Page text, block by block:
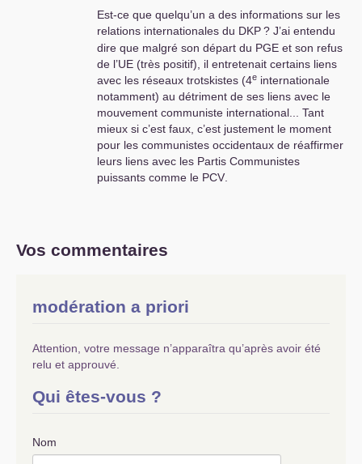
Est-ce que quelqu’un a des informations sur les
relations internationales du DKP? J’ai entendu
dire que malgré son départ du PGE et son refus
de l’UE (très positif), il entretenait certains liens
avec les réseaux trotskistes (4e internationale
notamment) au détriment de ses liens avec le
mouvement communiste international... Tant
mieux si c’est faux, c’est justement le moment
pour les communistes occidentaux de réaffirmer
leurs liens avec les Partis Communistes
puissants comme le PCV
Vos commentaires
modération a priori
Attention, votre message n’apparaîtra qu’après avoir été
relu et approuvé.
Qui êtes-vous ?
Nom